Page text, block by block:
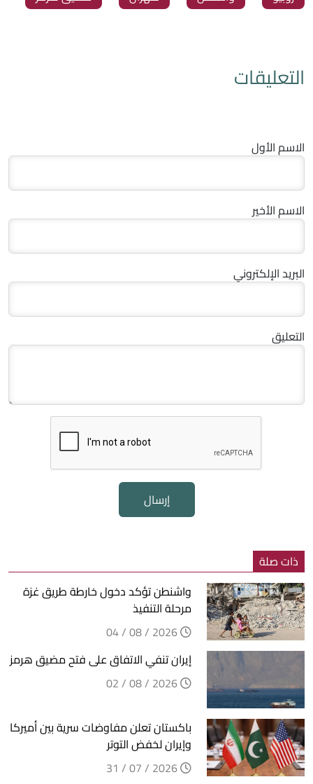
التعليقات
الاسم الأول
الاسم الأخير
البريد الإلكتروني
التعليق
إرسال
ذات صلة
واشنطن تؤكد دخول خارطة طريق غزة
مرحلة التنفيذ
إيران تنفي الاتفاق على فتح مضيق هرمز
باكستان تعلن مفاوضات سرية بين أميركا
وإيران لخفض التوتر